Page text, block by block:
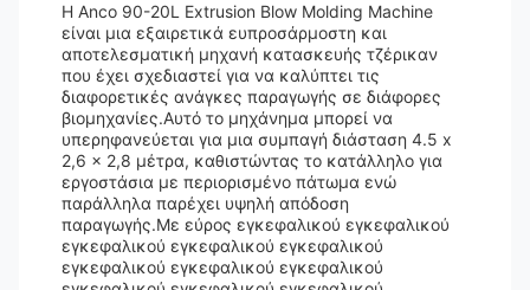
Η Anco 90-20L Extrusion Blow Molding Machine
είναι μια εξαιρετικά ευπροσάρμοστη και
αποτελεσματική μηχανή κατασκευής τζέρικαν
που έχει σχεδιαστεί για να καλύπτει τις
διαφορετικές ανάγκες παραγωγής σε διάφορες
βιομηχανίες.Αυτό το μηχάνημα μπορεί να
υπερηφανεύεται για μια συμπαγή διάσταση 4.5 x
2,6 x 2,8 μέτρα, καθιστώντας το κατάλληλο για
εργοστάσια με περιορισμένο πάτωμα ενώ
παράλληλα παρέχει υψηλή απόδοση
παραγωγής.Με εύρος εγκεφαλικού εγκεφαλικού
εγκεφαλικού εγκεφαλικού εγκεφαλικού
εγκεφαλικού εγκεφαλικού εγκεφαλικού